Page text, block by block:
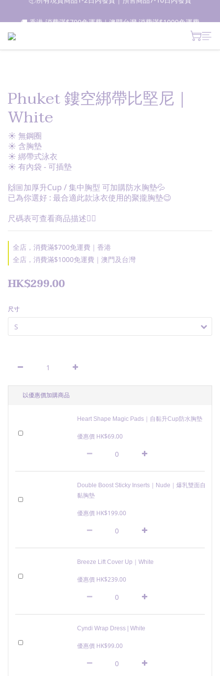
🚚 香港 消費滿$700免運費｜澳門台灣 消費滿$1000免運費
新朋友登記會員即獲$50購物金✨ 點擊了解更多詳情🔎
Phuket 鏤空綁帶比堅尼｜
White
☀ 無鋼圈
☀ 含胸墊
☀ 綁帶式泳衣
☀ 有內袋 - 可插墊
🙌🏼加厚升Cup / 集中胸型 可加購防水胸墊💦
已為你選好 : 最合適此款泳衣使用的聚攏胸墊😉
尺碼表可查看商品描述👇🏽
全店，消費滿$700免運費｜香港
全店，消費滿$1000免運費｜澳門及台灣
HK$299.00
尺寸
以優惠價加購商品
Heart Shape Magic Pads｜自黏升Cup防水胸墊
優惠價 HK$69.00
Double Boost Sticky Inserts｜Nude｜爆乳雙面自
黏胸墊
優惠價 HK$199.00
Breeze Lift Cover Up｜White
優惠價 HK$239.00
Cyndi Wrap Dress | White
優惠價 HK$99.00